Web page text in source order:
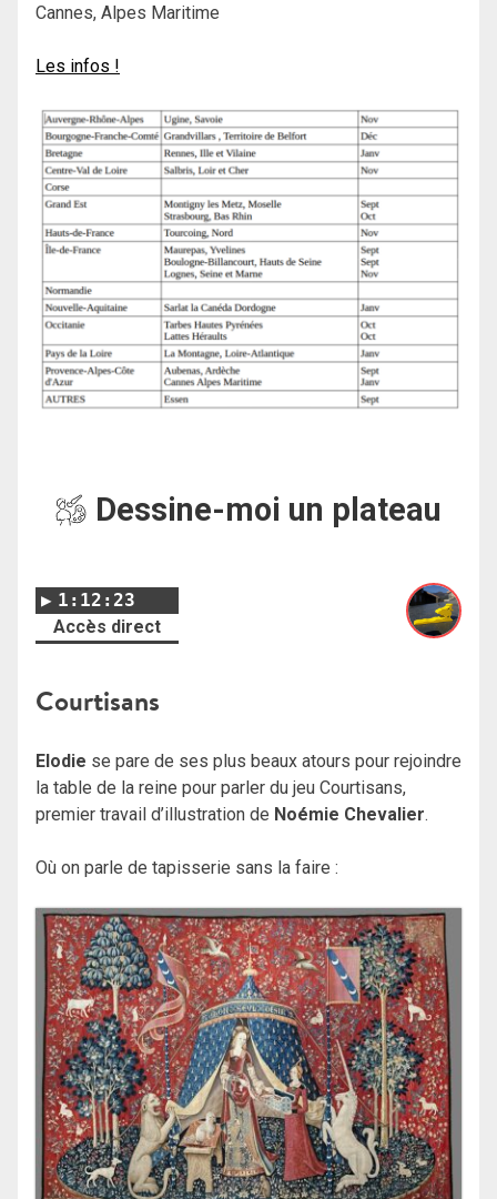
Cannes, Alpes Maritime
Les infos !
Dessine-moi un plateau
1:12:23
Accès direct
Courtisans
Elodie se pare de ses plus beaux atours pour rejoindre
la table de la reine pour parler du jeu Courtisans,
premier travail d’illustration de Noémie Chevalier.
Où on parle de tapisserie sans la faire :